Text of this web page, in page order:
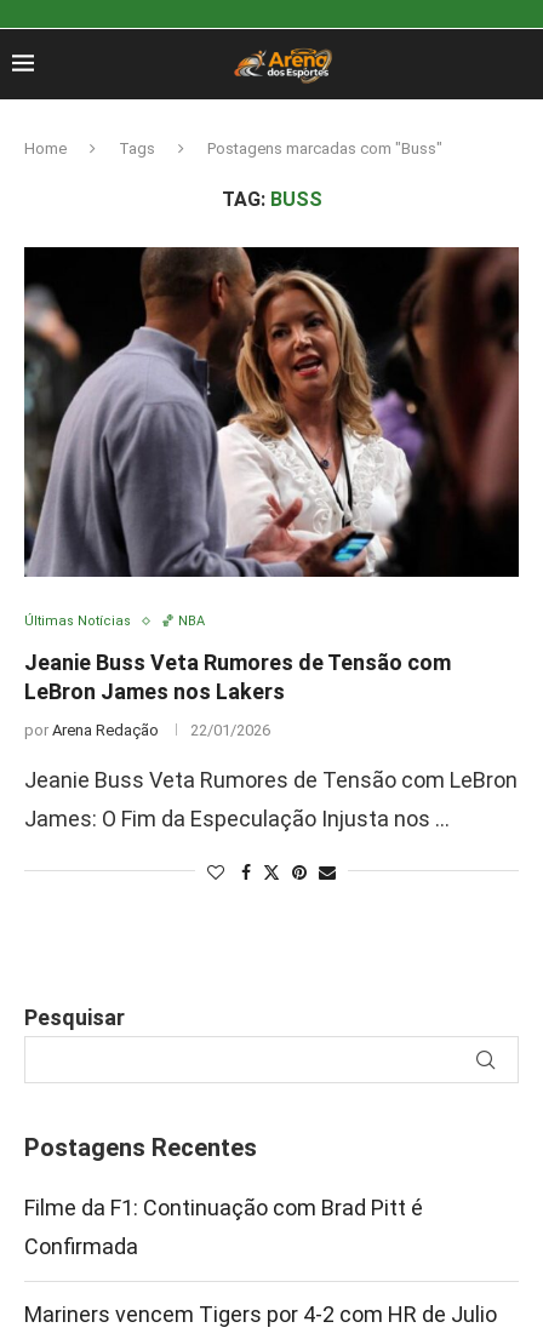
Home Tags Postagens marcadas com "Buss"
TAG: BUSS
Últimas Notícias 🏀 NBA
Jeanie Buss Veta Rumores de Tensão com
LeBron James nos Lakers
por Arena Redação 22/01/2026
Jeanie Buss Veta Rumores de Tensão com LeBron
James: O Fim da Especulação Injusta nos …
Pesquisar
Postagens Recentes
Filme da F1: Continuação com Brad Pitt é
Confirmada
Mariners vencem Tigers por 4-2 com HR de Julio